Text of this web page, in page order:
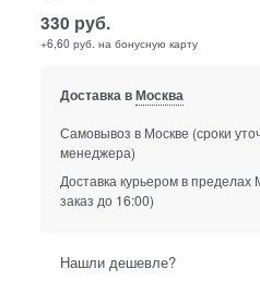
330 руб.
+6,60 руб. на бонусную карту
Доставка вМосква
Самовывоз в Москве (сроки
менеджера)
Доставка курьером в пределах
заказ до 16:00)
Нашли дешевле?